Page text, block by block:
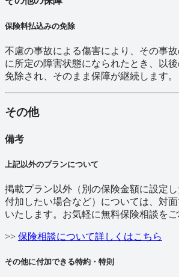
保険料払込みの免除
不慮の事故による傷害により、その事
に所定の障害状態になられたとき、以
免除され、そのまま保障が継続します。
その他
備考
上記以外のプランについて
掲載プラン以外（別の保険金額に設定
付加したい場合など）については、対
いたします。お気軽に無料保険相談をご
>> 保険相談について詳しくはこちら
その他に付加できる特約・特則